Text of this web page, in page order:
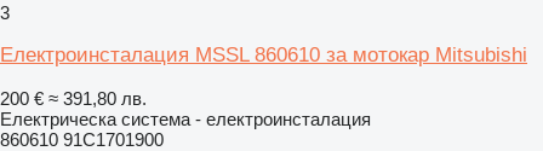
3
Електроинсталация MSSL 860610 за мотокар Mitsubishi
200 € ≈ 391,80 лв.
Електрическа система - електроинсталация
860610 91C1701900